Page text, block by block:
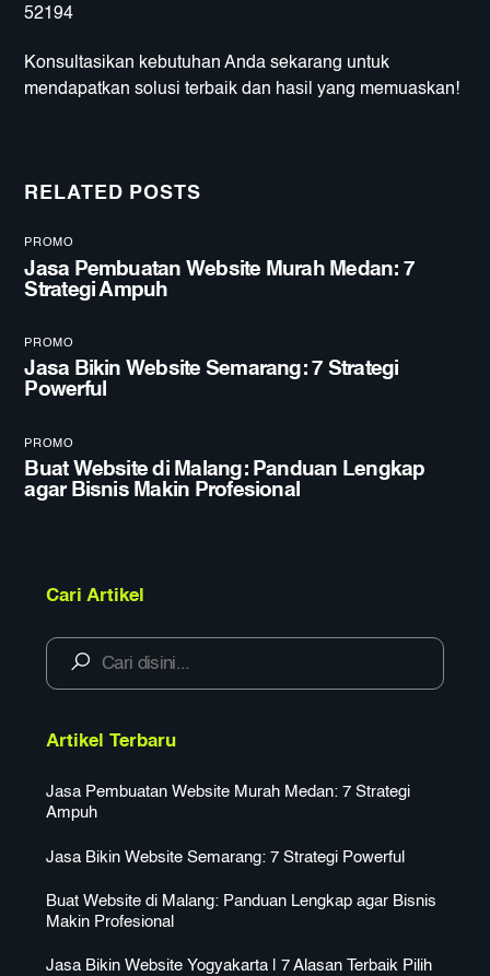
52194
Konsultasikan kebutuhan Anda sekarang untuk
mendapatkan solusi terbaik dan hasil yang memuaskan!
RELATED POSTS
PROMO
Jasa Pembuatan Website Murah Medan: 7
Strategi Ampuh
PROMO
Jasa Bikin Website Semarang: 7 Strategi
Powerful
PROMO
Buat Website di Malang: Panduan Lengkap
agar Bisnis Makin Profesional
Cari Artikel
Artikel Terbaru
Jasa Pembuatan Website Murah Medan: 7 Strategi
Ampuh
Jasa Bikin Website Semarang: 7 Strategi Powerful
Buat Website di Malang: Panduan Lengkap agar Bisnis
Makin Profesional
Jasa Bikin Website Yogyakarta | 7 Alasan Terbaik Pilih